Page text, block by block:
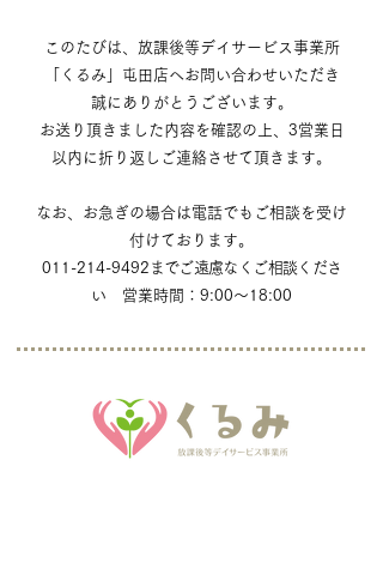
このたびは、放課後等デイサービス事業所
「くるみ」屯田店へお問い合わせいただき
誠に ありがとうございます。
お送り頂きました内容を確認の上、3営業日
以内に折り返しご連絡させて頂きます。
なお、お急ぎの場合は電話でもご相談を受け
付けております。
011-214-9492 までご遠慮なくご相談くださ
い
営業時間：9:00〜18:00